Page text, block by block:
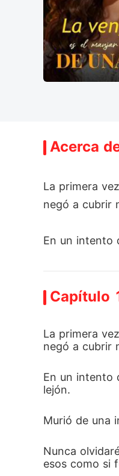
Acerca
La primera
negó a cubrir
En un intento
Murió de una
Nunca
esos como si
Entonces,
Mi padre me
-Alexia -dijo-,
Capítulo
La primera
negó a cubrir
En un intento
lejón.
Murió de una
Nunca
esos como si